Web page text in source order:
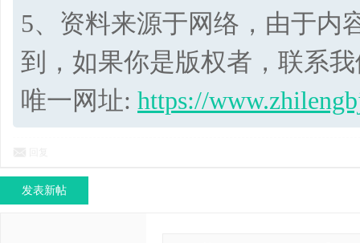
5、资料来源于网络，由于内
到，如果你是版权者，联系
唯一网址: https://
发表新帖